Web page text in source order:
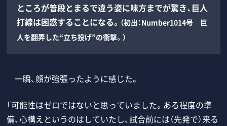
ところが普段とまるで違う姿に味方までが驚き、巨人
打線は困惑することになる。 （初出：Number1014号 巨
人を翻弄した“立ち投げ”の衝撃。）
一瞬、顔が強張ったように感じた。
「可能性はゼロではないと思っていました。ある程度の準
備、心構えというのはしていたし、試合前には（先発で）来る